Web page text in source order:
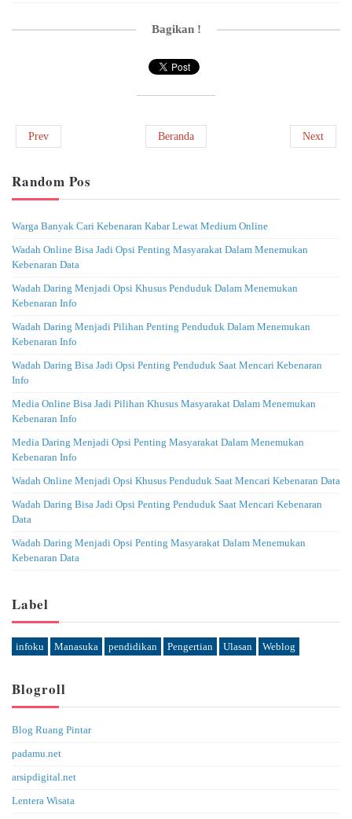
Bagikan !
Prev Next
Beranda
Random Pos
Warga Banyak Cari Kebenaran Kabar Lewat Medium Online
Wadah Online Bisa Jadi Opsi Penting Masyarakat Dalam Menemukan
Kebenaran Data
Wadah Daring Menjadi Opsi Khusus Penduduk Dalam Menemukan
Kebenaran Info
Wadah Daring Menjadi Pilihan Penting Penduduk Dalam Menemukan
Kebenaran Info
Wadah Daring Bisa Jadi Opsi Penting Penduduk Saat Mencari Kebenaran
Info
Media Online Bisa Jadi Pilihan Khusus Masyarakat Dalam Menemukan
Kebenaran Info
Media Daring Menjadi Opsi Penting Masyarakat Dalam Menemukan
Kebenaran Info
Wadah Online Menjadi Opsi Khusus Penduduk Saat Mencari Kebenaran Data
Wadah Daring Bisa Jadi Opsi Penting Penduduk Saat Mencari Kebenaran
Data
Wadah Daring Menjadi Opsi Penting Masyarakat Dalam Menemukan
Kebenaran Data
Label
infoku Manasuka pendidikan Pengertian Ulasan Weblog
Blogroll
Blog Ruang Pintar
padamu.net
arsipdigital.net
Lentera Wisata